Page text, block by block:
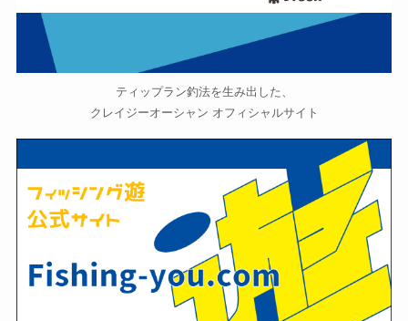
ティップラン釣法を生み出した、
クレイジーオーシャン オフィシャルサイト